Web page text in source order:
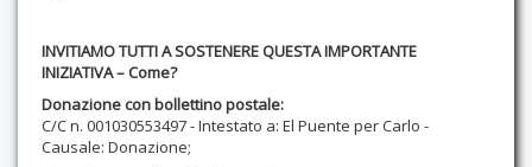
INVITIAMO TUTTI A SOSTENERE QUESTA IMPORTANTE
INIZIATIVA – Come?
Donazione con bollettino postale:
C/C n. 001030553497 - Intestato a: El Puente per Carlo -
Causale: Donazione;